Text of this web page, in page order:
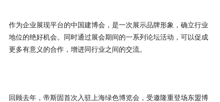
作为企业展现平台的中国建博会，是一次展示品牌形象，确立行业
地位的绝好机会。同时通过展会期间的一系列论坛活动，可以促成
更多有意义的合作，增进同行业之间的交流。
回顾去年，帝斯固首次入驻上海绿色博览会，受邀隆重登场东盟博